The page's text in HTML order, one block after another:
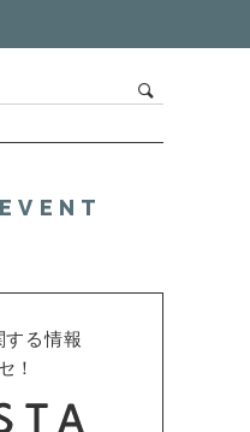
する情報
！